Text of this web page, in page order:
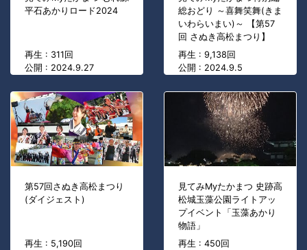
平石あかりロード2024
再生 : 311回
公開 : 2024.9.27
総おどり ～喜舞笑舞(きま
いわらいまい)～ 【第57
回 さぬき高松まつり】
再生 : 9,138回
公開 : 2024.9.5
第57回さぬき高松まつり
(ダイジェスト)
再生 : 5,190回
見てみMyたかまつ 史跡高
松城玉藻公園ライトアッ
プイベント「玉藻あかり
物語」
再生 : 450回